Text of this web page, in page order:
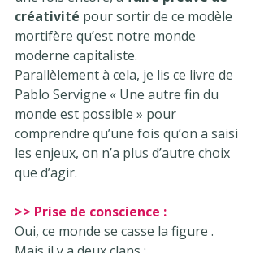
créativité pour sortir de ce modèle
mortifère qu’est notre monde
moderne capitaliste.
Parallèlement à cela, je lis ce livre de
Pablo Servigne « Une autre fin du
monde est possible » pour
comprendre qu’une fois qu’on a saisi
les enjeux, on n’a plus d’autre choix
que d’agir.
>> Prise de conscience :
Oui, ce monde se casse la figure .